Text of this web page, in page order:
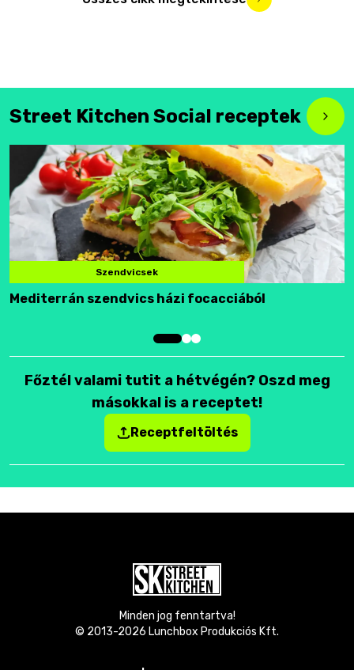
Street Kitchen Social receptek
Szendvicsek
Mediterrán szendvics házi focacciából
Főztél valami tutit a hétvégén? Oszd meg
másokkal is a receptet!
Receptfeltöltés
Minden jog fenntartva!
© 2013-2026 Lunchbox Produkciós Kft.